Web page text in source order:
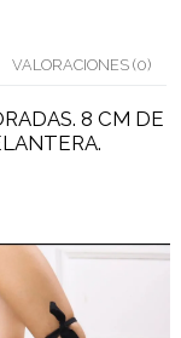
VALORACIONES (0)
8 CM DE